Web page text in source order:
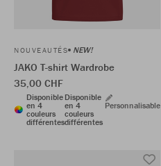
NOUVEAUTÉS NEW!
JAKO T-shirt Wardrobe
35,00 CHF
Disponible
en 4
couleurs
différentes
Disponible
en 4
couleurs
différentes
Personnalisable